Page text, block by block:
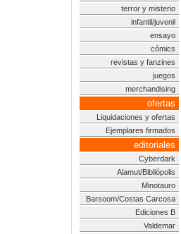
terror y misterio
infantil/juvenil
ensayo
cómics
revistas y fanzines
juegos
merchandising
ofertas
Liquidaciones y ofertas
Ejemplares firmados
editoriales
Cyberdark
Alamut/Bibliópolis
Minotauro
Barsoom/Costas Carcosa
Ediciones B
Valdemar